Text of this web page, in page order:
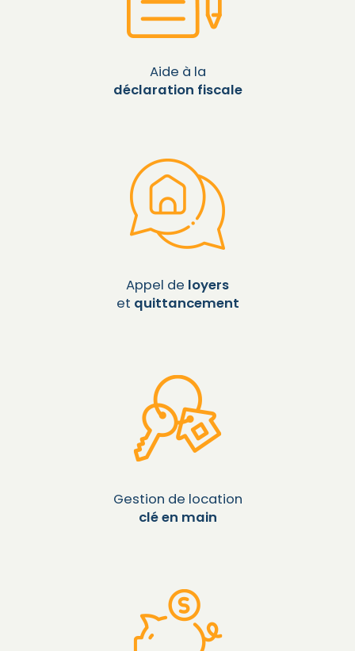
Aide à la
déclaration fiscale
Appel de loyers
et quittancement
Gestion de location
clé en main